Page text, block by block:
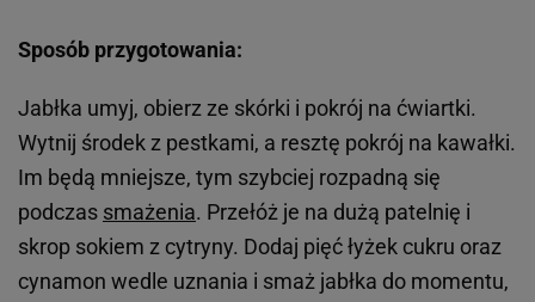
Sposób przygotowania:
Jabłka umyj, obierz ze skórki i pokrój na ćwiartki.
Wytnij środek z pestkami, a resztę pokrój na kawałki.
Im będą mniejsze, tym szybciej rozpadną się
podczas smażenia. Przełóż je na dużą patelnię i
skrop sokiem z cytryny. Dodaj pięć łyżek cukru oraz
cynamon wedle uznania i smaż jabłka do momentu,